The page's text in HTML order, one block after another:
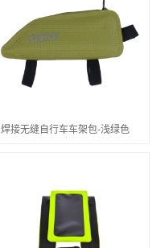
焊接无缝自行车车架包-浅绿色